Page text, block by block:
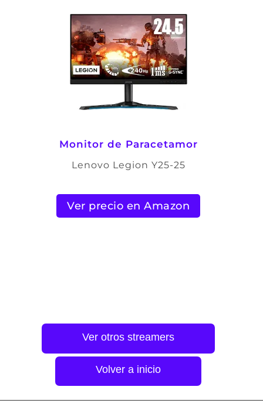
Monitor de Paracetamor
Lenovo Legion Y25-25
Ver precio en Amazon
Ver otros streamers
Volver a inicio